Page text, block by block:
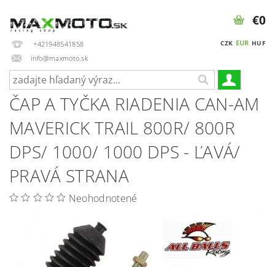
+421948541858
info@maxmoto.sk
CZK EUR HUF
€0
ČAP A TYČKA RIADENIA CAN-AM
MAVERICK TRAIL 800R/ 800R
DPS/ 1000/ 1000 DPS - ĽAVÁ/
PRAVÁ STRANA
Neohodnotené